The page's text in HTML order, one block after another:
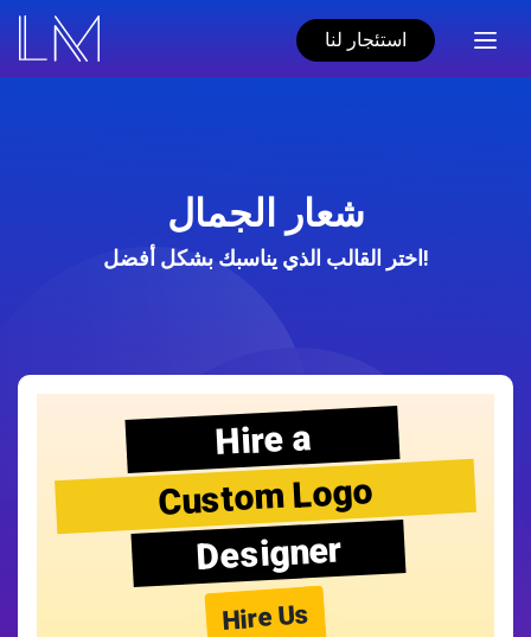
استئجار لنا
شعار الجمال
اختر القالب الذي يناسبك بشكل أفضل!
Hire a
Custom Logo
Designer
Hire Us